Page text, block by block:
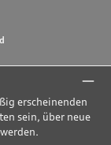
erscheinenden
sein, über neue